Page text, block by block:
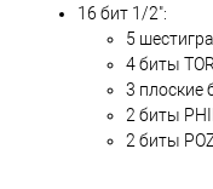
16 бит 1/2":
5
4 биты
3 плоские
2 биты
2 биты